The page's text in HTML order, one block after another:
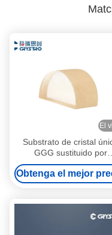
El
Substrato de cristal
GGG sustituido por
crecimiento epitaxial
Obtenga el mejor